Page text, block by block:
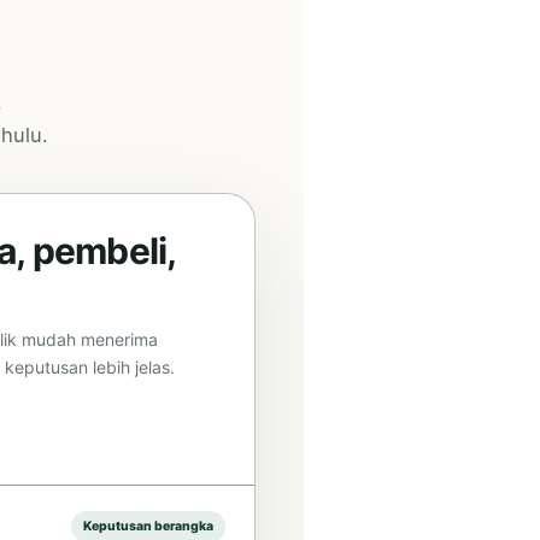
pembeli,
mudah menerima
lebih jelas.
Keputusan berangka